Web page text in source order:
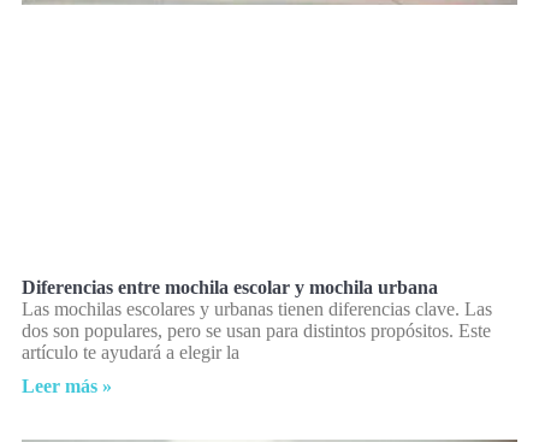
Diferencias entre mochila escolar y mochila urbana
Las mochilas escolares y urbanas tienen diferencias clave. Las
dos son populares, pero se usan para distintos propósitos. Este
artículo te ayudará a elegir la
Leer más »